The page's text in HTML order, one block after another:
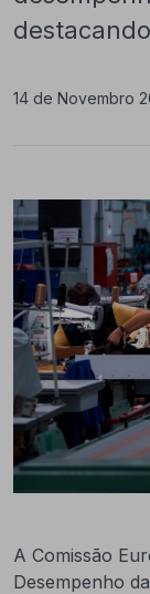
14 de Novembro
A Comissão
Desempenho